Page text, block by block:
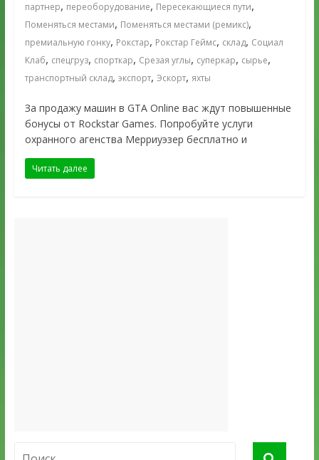
партнер, переоборудование, Пересекающиеся пути,
Поменяться местами, Поменяться местами (ремикс),
премиальную гонку, Рокстар, Рокстар Геймс, склад, Социал
Клаб, спецгруз, спорткар, Срезая углы, суперкар, сырье,
транспортный склад, экспорт, Эскорт, яхты
За продажу машин в GTA Online вас ждут повышенные
бонусы от Rockstar Games. Попробуйте услуги
охранного агенства Мерриуэзер бесплатно и
Читать далее